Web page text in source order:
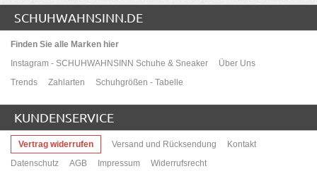
SCHUHWAHNSINN.DE
Finden Sie alle Marken hier
Instagram - SCHUHWAHNSINN Schuhe & Sneaker
Über Uns
Trends
Zahlarten Schuhgrößen - Tabelle
KUNDENSERVICE
Vertrag widerrufen Versand und Rücksendung
Kontakt
Datenschutz
AGB Impressum Widerrufsrecht